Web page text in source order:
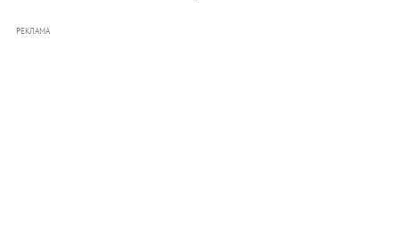
РЕКЛАМА